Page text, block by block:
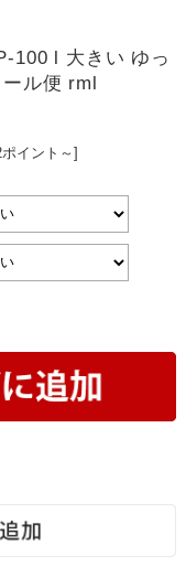
100 l 大きい ゆっ
ル便 rml
イント～]